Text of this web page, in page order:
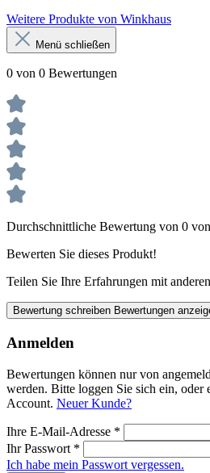
Weitere Produkte von Winkhaus
Menü schließen
0 von 0 Bewertungen
Durchschnittliche Bewertung von 0
Bewerten Sie dieses Produkt!
Teilen Sie Ihre Erfahrungen mit
Bewertung schreiben Bewertungen
Anmelden
Bewertungen können nur von
werden. Bitte loggen Sie sich ein, oder
Account. Neuer Kunde?
Ihre E-Mail-Adresse *
Ihr Passwort *
Ich habe mein Passwort vergessen.